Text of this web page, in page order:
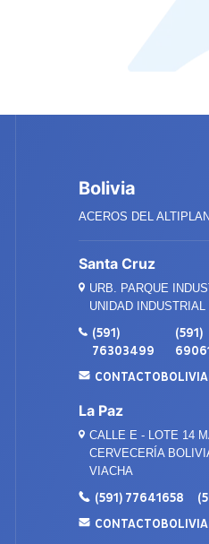
Bolivia
ACEROS DEL
Santa Cruz
URB. PARQUE
UNIDAD
(591)
76303499
(591)
La Paz
CALLE E - LOTE 14
CERVECERÍA
VIACHA
(591) 77641658